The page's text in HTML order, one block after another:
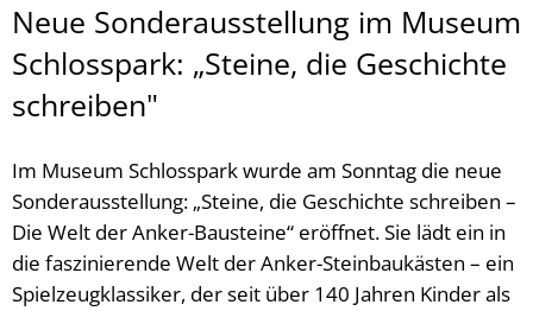
Neue Sonderausstellung im Museum
Schlosspark: „Steine, die Geschichte
schreiben"
Im Museum Schlosspark wurde am Sonntag die neue
Sonderausstellung: „Steine, die Geschichte schreiben –
Die Welt der Anker-Bausteine“ eröffnet. Sie lädt ein in
die faszinierende Welt der Anker-Steinbaukästen – ein
Spielzeugklassiker, der seit über 140 Jahren Kinder als